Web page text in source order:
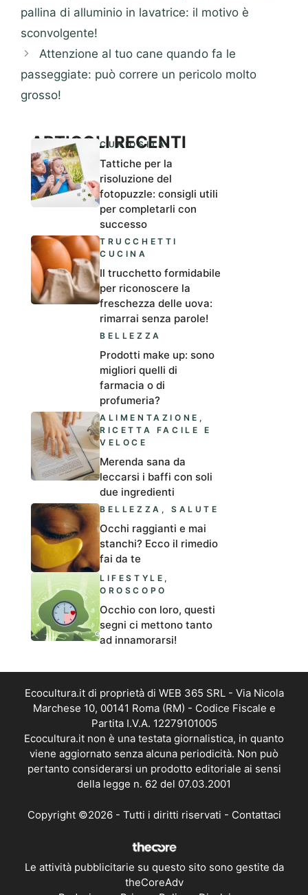
pallina di alluminio in lavatrice: il motivo è
sconvolgente!
Attenzione al tuo cane quando fa le
passeggiate: può correre un pericolo molto
grosso!
ARTICOLI RECENTI
CURIOSITÀ
Tattiche per la
risoluzione del
fotopuzzle: consigli utili
per completarli con
successo
TRUCCHETTI
CUCINA
Il trucchetto formidabile
per riconoscere la
freschezza delle uova:
rimarrai senza parole!
BELLEZZA
Prodotti make up: sono
migliori quelli di
farmacia o di
profumeria?
ALIMENTAZIONE ,
RICETTA FACILE E
VELOCE
Merenda sana da
leccarsi i baffi con soli
due ingredienti
BELLEZZA ,SALUTE
Occhi raggianti e mai
stanchi? Ecco il rimedio
fai da te
LIFESTYLE ,
OROSCOPO
Occhio con loro, questi
segni ci mettono tanto
ad innamorarsi!
Ecocultura.it di proprietà di WEB 365 SRL - Via Nicola
Marchese 10, 00141 Roma (RM) - Codice Fiscale e
Partita I.V.A. 12279101005
Ecocultura.it non è una testata giornalistica, in quanto
viene aggiornato senza alcuna periodicità. Non può
pertanto considerarsi un prodotto editoriale ai sensi
della legge n. 62 del 07.03.2001
Copyright ©2026 - Tutti i diritti riservati - Contattaci
Le attività pubblicitarie su questo sito sono gestite da
theCoreAdv